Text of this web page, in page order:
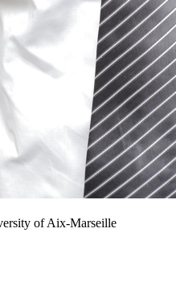
of Aix-Marseille